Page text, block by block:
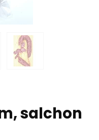
salchon